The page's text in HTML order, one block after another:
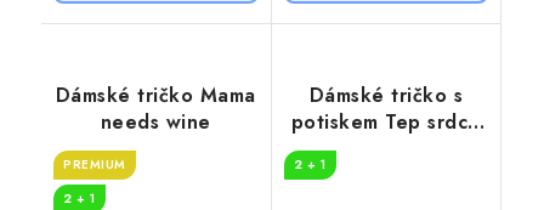
Dámské tričko Mama
needs wine
PREMIUM
2 + 1
Dámské tričko s
potiskem Tep srdce
2 + 1